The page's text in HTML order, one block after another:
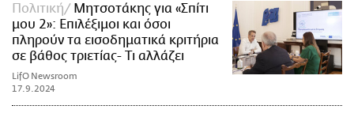
Πολιτική
Μητσοτάκης για «Σπίτι
μου 2»: Επιλέξιμοι και όσοι
πληρούν τα εισοδηματικά κριτήρια
σε βάθος τριετίας- Τι αλλάζει
LifO Newsroom
17.9.2024